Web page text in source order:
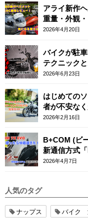
アライ新作
重量・外観
2026年4月20日
バイクが駐
テクニック
2026年6月23日
はじめての
者が不安な
2026年2月16日
B+COM (ビ
新通信方式
ー
2026年4月7日
人気のタグ
ナップス バイク